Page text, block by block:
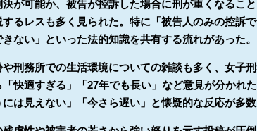
が可能か、被告が控訴した場合に刑が重くなるこ
るレスも多く見られた。特に「被告人のみの控訴
ない」といった法的知識を共有する流れがあった。
刑務所での生活環境についての雑談も多く、女子
快適すぎる」「27年でも長い」など意見が分かれ
は見えない」「今さら遅い」と懐疑的な反応が多数